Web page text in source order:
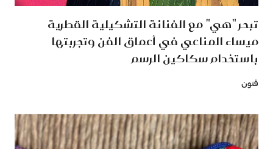
تبحر "هي" مع الفنانة التشكيلية القطرية
ميساء المناعي في أعماق الفن وتجربتها
باستخدام سكاكين الرسم
فنون